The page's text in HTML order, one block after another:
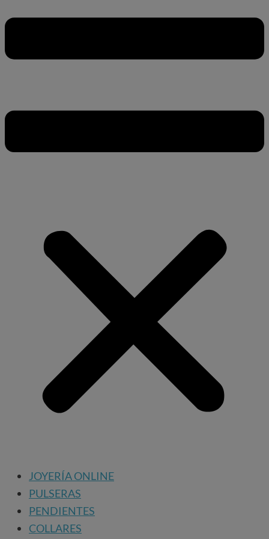
JOYERÍA ONLINE
PULSERAS
PENDIENTES
COLLARES